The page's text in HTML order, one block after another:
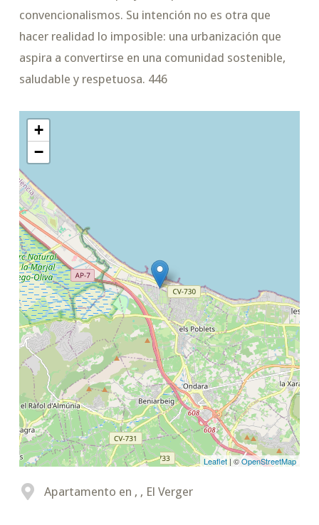
convencionalismos. Su intención no es otra que
hacer realidad lo imposible: una urbanización que
aspira a convertirse en una comunidad sostenible,
saludable y respetuosa. 446
+
−
Leaflet | ©OpenStreetMap
Apartamento en , , El Verger